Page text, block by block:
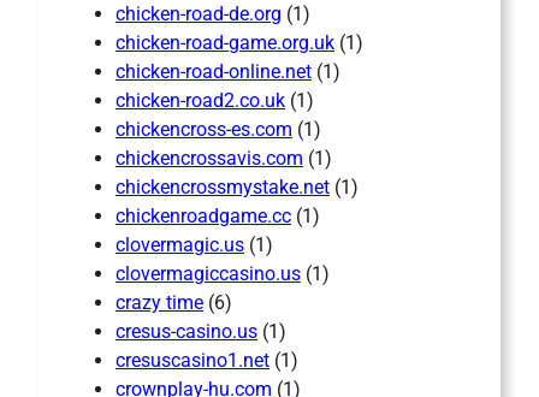
chicken-road-de.org (1)
chicken-road-game.org.uk (1)
chicken-road-online.net (1)
chicken-road2.co.uk (1)
chickencross-es.com (1)
chickencrossavis.com (1)
chickencrossmystake.net (1)
chickenroadgame.cc (1)
clovermagic.us (1)
clovermagiccasino.us (1)
crazy time (6)
cresus-casino.us (1)
cresuscasino1.net (1)
crownplay-hu.com (1)